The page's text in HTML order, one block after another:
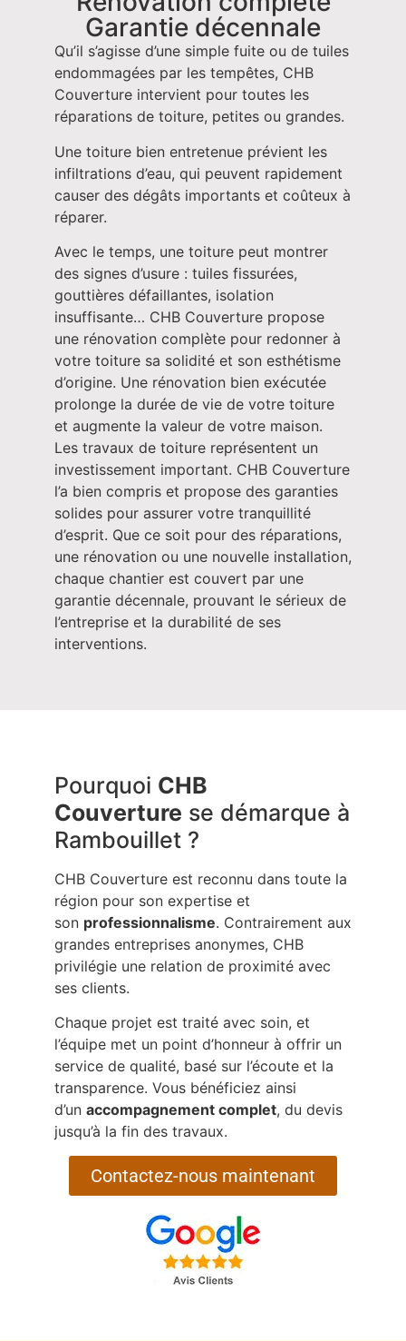
Garantie décennale
Qu’il s’agisse d’une simple fuite ou de tuiles
endommagées par les tempêtes, CHB
Couverture intervient pour toutes les
réparations de toiture, petites ou grandes.
Une toiture bien entretenue prévient les
infiltrations d’eau, qui peuvent rapidement
causer des dégâts importants et coûteux à
réparer.
Avec le temps, une toiture peut montrer
des signes d’usure : tuiles fissurées,
gouttières défaillantes, isolation
insuffisante… CHB Couverture propose
une rénovation complète pour redonner à
votre toiture sa solidité et son esthétisme
d’origine. Une rénovation bien exécutée
prolonge la durée de vie de votre toiture
et augmente la valeur de votre maison.
Les travaux de toiture représentent un
investissement important. CHB Couverture
l’a bien compris et propose des garanties
solides pour assurer votre tranquillité
d’esprit. Que ce soit pour des réparations,
une rénovation ou une nouvelle installation,
chaque chantier est couvert par une
garantie décennale, prouvant le sérieux de
l’entreprise et la durabilité de ses
interventions.
Pourquoi CHB
Couverture se démarque à
Rambouillet ?
CHB Couverture est reconnu dans toute la
région pour son expertise et
son professionnalisme. Contrairement aux
grandes entreprises anonymes, CHB
privilégie une relation de proximité avec
ses clients.
Chaque projet est traité avec soin, et
l’équipe met un point d’honneur à offrir un
service de qualité, basé sur l’écoute et la
transparence. Vous bénéficiez ainsi
d’un accompagnement complet, du devis
jusqu’à la fin des travaux.
Contactez-nous maintenant